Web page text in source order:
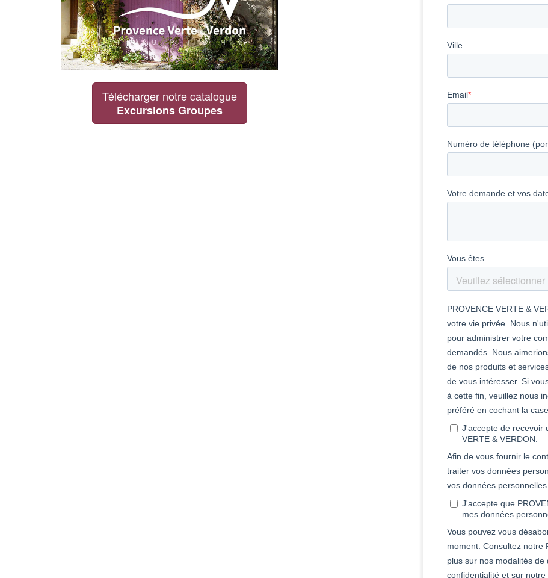
Télécharger notre catalogue
Excursions Groupes